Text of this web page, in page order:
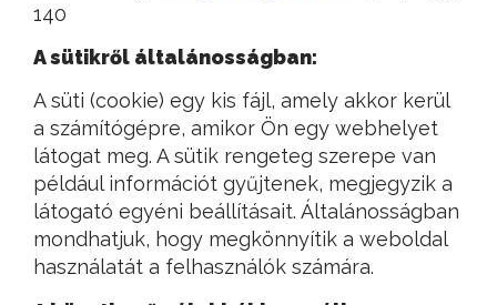
140
A sütikről általánosságban:
A süti (cookie) egy kis fájl, amely akkor kerül
a számítógépre, amikor Ön egy webhelyet
látogat meg. A sütik rengeteg szerepe van
például információt gyűjtenek, megjegyzik a
látogató egyéni beállításait. Általánosságban
mondhatjuk, hogy megkönnyítik a weboldal
használatát a felhasználók számára.